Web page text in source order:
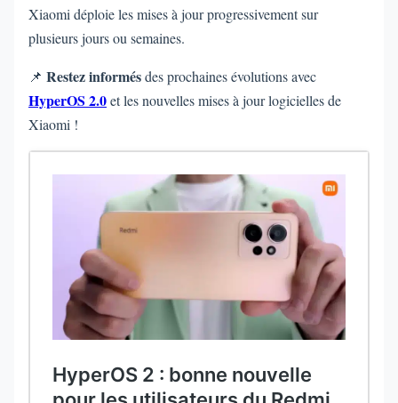
Xiaomi déploie les mises à jour progressivement sur
plusieurs jours ou semaines.
📌 Restez informésdes prochaines évolutions avec
HyperOS 2.0et les nouvelles mises à jour logicielles de
Xiaomi !